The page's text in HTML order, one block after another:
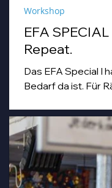
EFA SPECIAL
Repeat.
Das EFA Special I
Bedarf da ist. Für
Workshop,
einem Dach
Workshop